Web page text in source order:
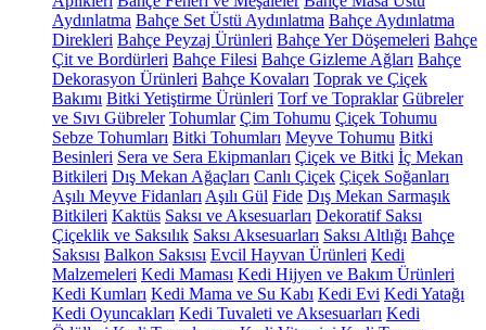
Aydınlatma Bahçe Set Üstü Aydınlatma Bahçe Aydınlatma
Direkleri Bahçe Peyzaj Ürünleri Bahçe Yer Döşemeleri Bahçe
Çit ve Bordürleri Bahçe Filesi Bahçe Gizleme Ağları Bahçe
Dekorasyon Ürünleri Bahçe Kovaları Toprak ve Çiçek
Bakımı Bitki Yetiştirme Ürünleri Torf ve Topraklar Gübreler
ve Sıvı Gübreler Tohumlar Çim Tohumu Çiçek Tohumu
Sebze Tohumları Bitki Tohumları Meyve Tohumu Bitki
Besinleri Sera ve Sera Ekipmanları Çiçek ve Bitki İç Mekan
Bitkileri Dış Mekan Ağaçları Canlı Çiçek Çiçek Soğanları
Aşılı Meyve Fidanları Aşılı Gül Fide Dış Mekan Sarmaşık
Bitkileri Kaktüs Saksı ve Aksesuarları Dekoratif Saksı
Çiçeklik ve Saksılık Saksı Aksesuarları Saksı Altlığı Bahçe
Saksısı Balkon Saksısı Evcil Hayvan Ürünleri Kedi
Malzemeleri Kedi Maması Kedi Hijyen ve Bakım Ürünleri
Kedi Kumları Kedi Mama ve Su Kabı Kedi Evi Kedi Yatağı
Kedi Oyuncakları Kedi Tuvaleti ve Aksesuarları Kedi